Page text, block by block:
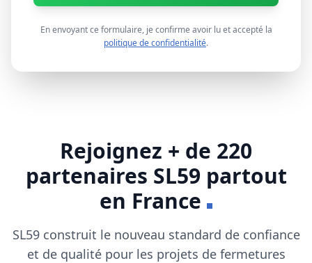
En envoyant ce formulaire, je confirme avoir lu et accepté la
politique de confidentialité.
Rejoignez + de 220
partenaires SL59 partout
en France
SL59construit le nouveau standard de confiance
et de qualité pour les projets de fermetures